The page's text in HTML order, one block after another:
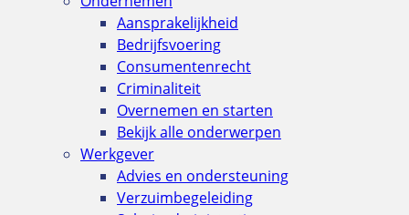
Aansprakelijkheid
Bedrijfsvoering
Consumentenrecht
Criminaliteit
Overnemen en starten
Bekijk alle onderwerpen
Werkgever
Advies en ondersteuning
Verzuimbegeleiding